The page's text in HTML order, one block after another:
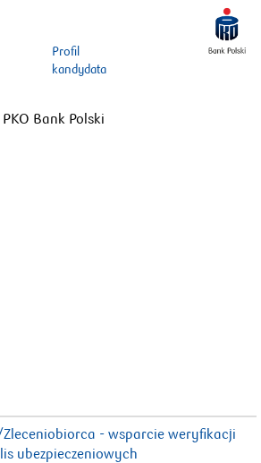
Profil
kandydata
Bank Polski
- wsparcie weryfikacji
ubezpieczeniowych